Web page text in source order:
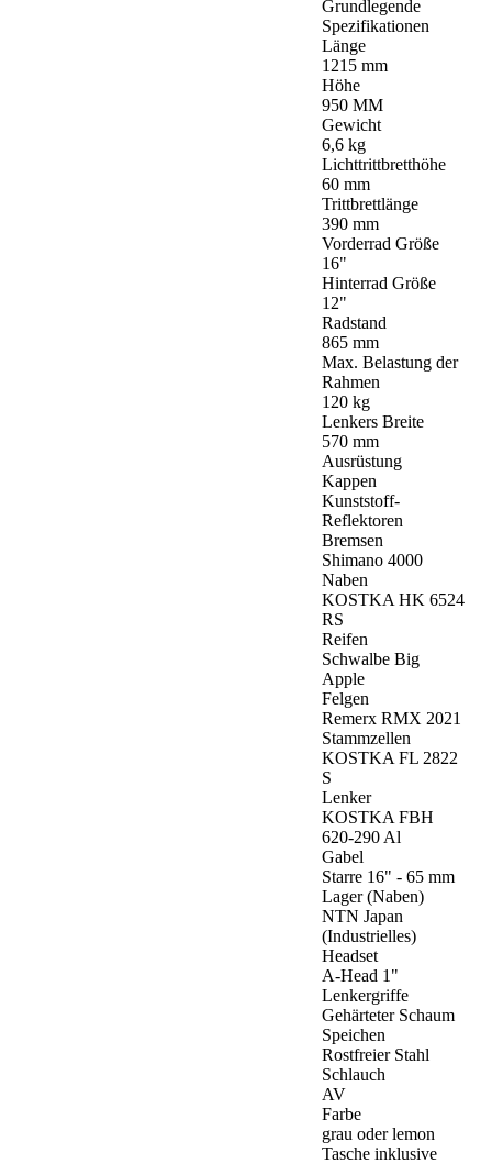
Grundlegende
Spezifikationen
Länge
1215 mm
Höhe
950 MM
Gewicht
6,6 kg
Lichttrittbretthöhe
60 mm
Trittbrettlänge
390 mm
Vorderrad Größe
16"
Hinterrad Größe
12"
Radstand
865 mm
Max. Belastung der
Rahmen
120 kg
Lenkers Breite
570 mm
Ausrüstung
Kappen
Kunststoff-
Reflektoren
Bremsen
Shimano 4000
Naben
KOSTKA HK 6524
RS
Reifen
Schwalbe Big
Apple
Felgen
Remerx RMX 2021
Stammzellen
KOSTKA FL 2822
S
Lenker
KOSTKA FBH
620-290 Al
Gabel
Starre 16" - 65 mm
Lager (Naben)
NTN Japan
(Industrielles)
Headset
A-Head 1"
Lenkergriffe
Gehärteter Schaum
Speichen
Rostfreier Stahl
Schlauch
AV
Farbe
grau oder lemon
Tasche inklusive